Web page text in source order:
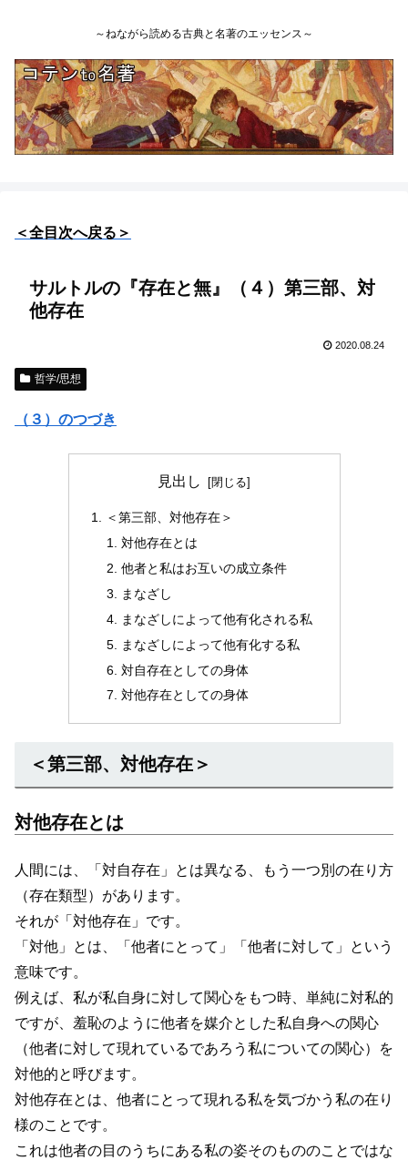
～ねながら読める古典と名著のエッセンス～
＜全目次へ戻る＞
サルトルの『存在と無』（４）第三部、対
他存在
2020.08.24
哲学/思想
（３）のつづき
見出し
＜第三部、対他存在＞
対他存在とは
他者と私はお互いの成立条件
まなざし
まなざしによって他有化される私
まなざしによって他有化する私
対自存在としての身体
対他存在としての身体
＜第三部、対他存在＞
対他存在とは
人間には、「対自存在」とは異なる、もう一つ別の在り方
（存在類型）があります。
それが「対他存在」です。
「対他」とは、「他者にとって」「他者に対して」という
意味です。
例えば、私が私自身に対して関心をもつ時、単純に対私的
ですが、羞恥のように他者を媒介とした私自身への関心
（他者に対して現れているであろう私についての関心）を
対他的と呼びます。
対他存在とは、他者にとって現れる私を気づかう私の在り
様のことです。
これは他者の目のうちにある私の姿そのもののことではな